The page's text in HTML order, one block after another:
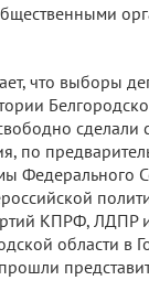
что выборы
сделали
по
Федерального
КПРФ, ЛДПР
области в